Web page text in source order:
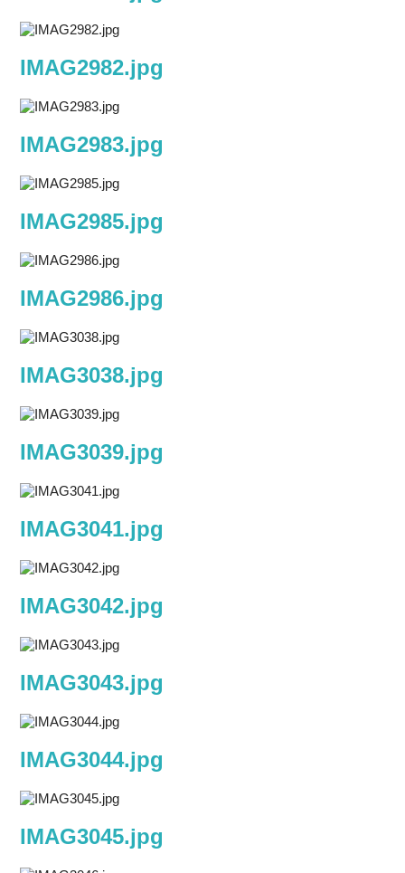
IMAG2982.jpg
IMAG2983.jpg
IMAG2985.jpg
IMAG2986.jpg
IMAG3038.jpg
IMAG3039.jpg
IMAG3041.jpg
IMAG3042.jpg
IMAG3043.jpg
IMAG3044.jpg
IMAG3045.jpg